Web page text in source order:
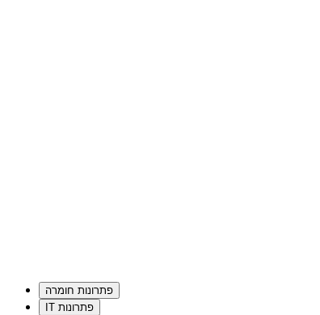
פתרונות חומרה
פתרונות IT